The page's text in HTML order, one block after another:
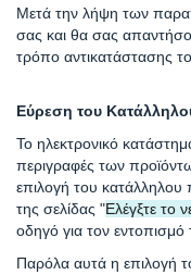
Μετά την λήψη των
σας και θα σας
τρόπο αντικατάστασης
Εύρεση του
Το ηλεκτρονικό
περιγραφές των
επιλογή του
της σελίδας "Ελέγξτε το
οδηγό για τον
Παρόλα αυτά η επιλογή